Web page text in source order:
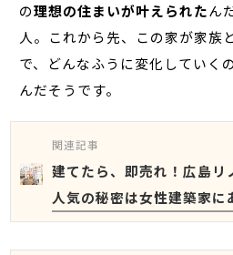
の理想の住まいが叶えられたん
人。これから先、この家が家族
で、どんなふうに変化していく
んだそうです。
関連記事
建てたら、即売れ！広島リ
人気の秘密は女性建築家に